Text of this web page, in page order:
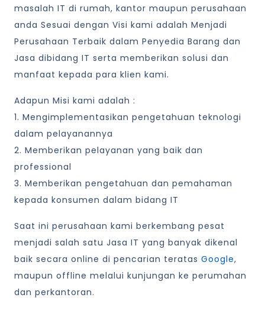
masalah IT di rumah, kantor maupun perusahaan
anda Sesuai dengan Visi kami adalah Menjadi
Perusahaan Terbaik dalam Penyedia Barang dan
Jasa dibidang IT serta memberikan solusi dan
manfaat kepada para klien kami.
Adapun Misi kami adalah :
1. Mengimplementasikan pengetahuan teknologi
dalam pelayanannya
2. Memberikan pelayanan yang baik dan
professional
3. Memberikan pengetahuan dan pemahaman
kepada konsumen dalam bidang IT
Saat ini perusahaan kami berkembang pesat
menjadi salah satu Jasa IT yang banyak dikenal
baik secara online di pencarian teratas Google,
maupun offline melalui kunjungan ke perumahan
dan perkantoran.